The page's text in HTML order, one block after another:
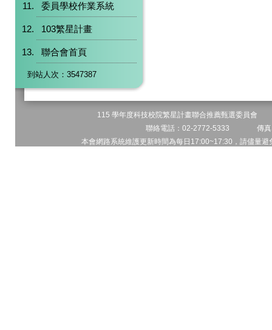
委員學校作業系統
103繁星計畫
聯合會首頁
到站人次：3547387
115 學年度科技校院繁星計畫聯合推薦甄選委員會
聯絡電話：02-2772-5333 傳
本會網路系統維護更新時間為每日17:00~17:30，請儘量